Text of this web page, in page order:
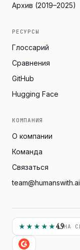
Архив (2019–2025)
РЕСУРСЫ
Глоссарий
Сравнения
GitHub
Hugging Face
КОМПАНИЯ
О компании
Команда
Связаться
team@humanswith.ai
★★★★★4.9НА